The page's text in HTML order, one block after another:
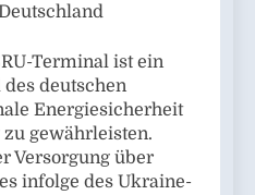
Terminal ist ein
deutschen
Energiesicherheit
gewährleisten.
Versorgung über
infolge des Ukraine-